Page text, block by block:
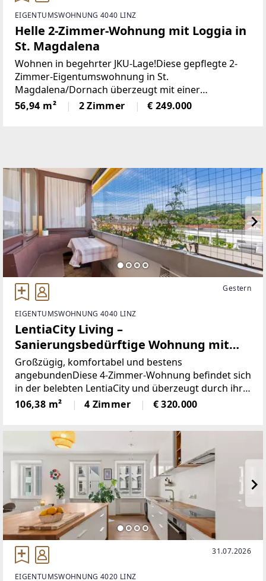
EIGENTUMSWOHNUNG 4040 LINZ
Helle 2-Zimmer-Wohnung mit Loggia in
St. Magdalena
Wohnen in begehrter JKU-Lage!Diese gepflegte 2-
Zimmer-Eigentumswohnung in St.
Magdalena/Dornach überzeugt mit einer
hervorragenden Lage, einer durchdachten
Raumaufteilung und einer hellen, freundlichen
56,94 m² 2 Zimmer € 249.000
Gestern
EIGENTUMSWOHNUNG 4040 LINZ
LentiaCity Living –
Sanierungsbedürftige Wohnung mit
Potenzial
Großzügig, komfortabel und bestens
angebundenDiese 4-Zimmer-Wohnung befindet sich
in der belebten LentiaCity und überzeugt durch ihre
praktische Raumaufteilung sowie ihre
ausgezeichnete Infrastruktur. Der großzügige
106,38 m² 4 Zimmer € 320.000
31.07.2026
EIGENTUMSWOHNUNG 4020 LINZ